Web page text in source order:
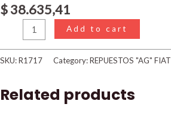
$38.635,41
Add to cart
SKU:R1717 Category:REPUESTOS "AG" FIAT
Related products